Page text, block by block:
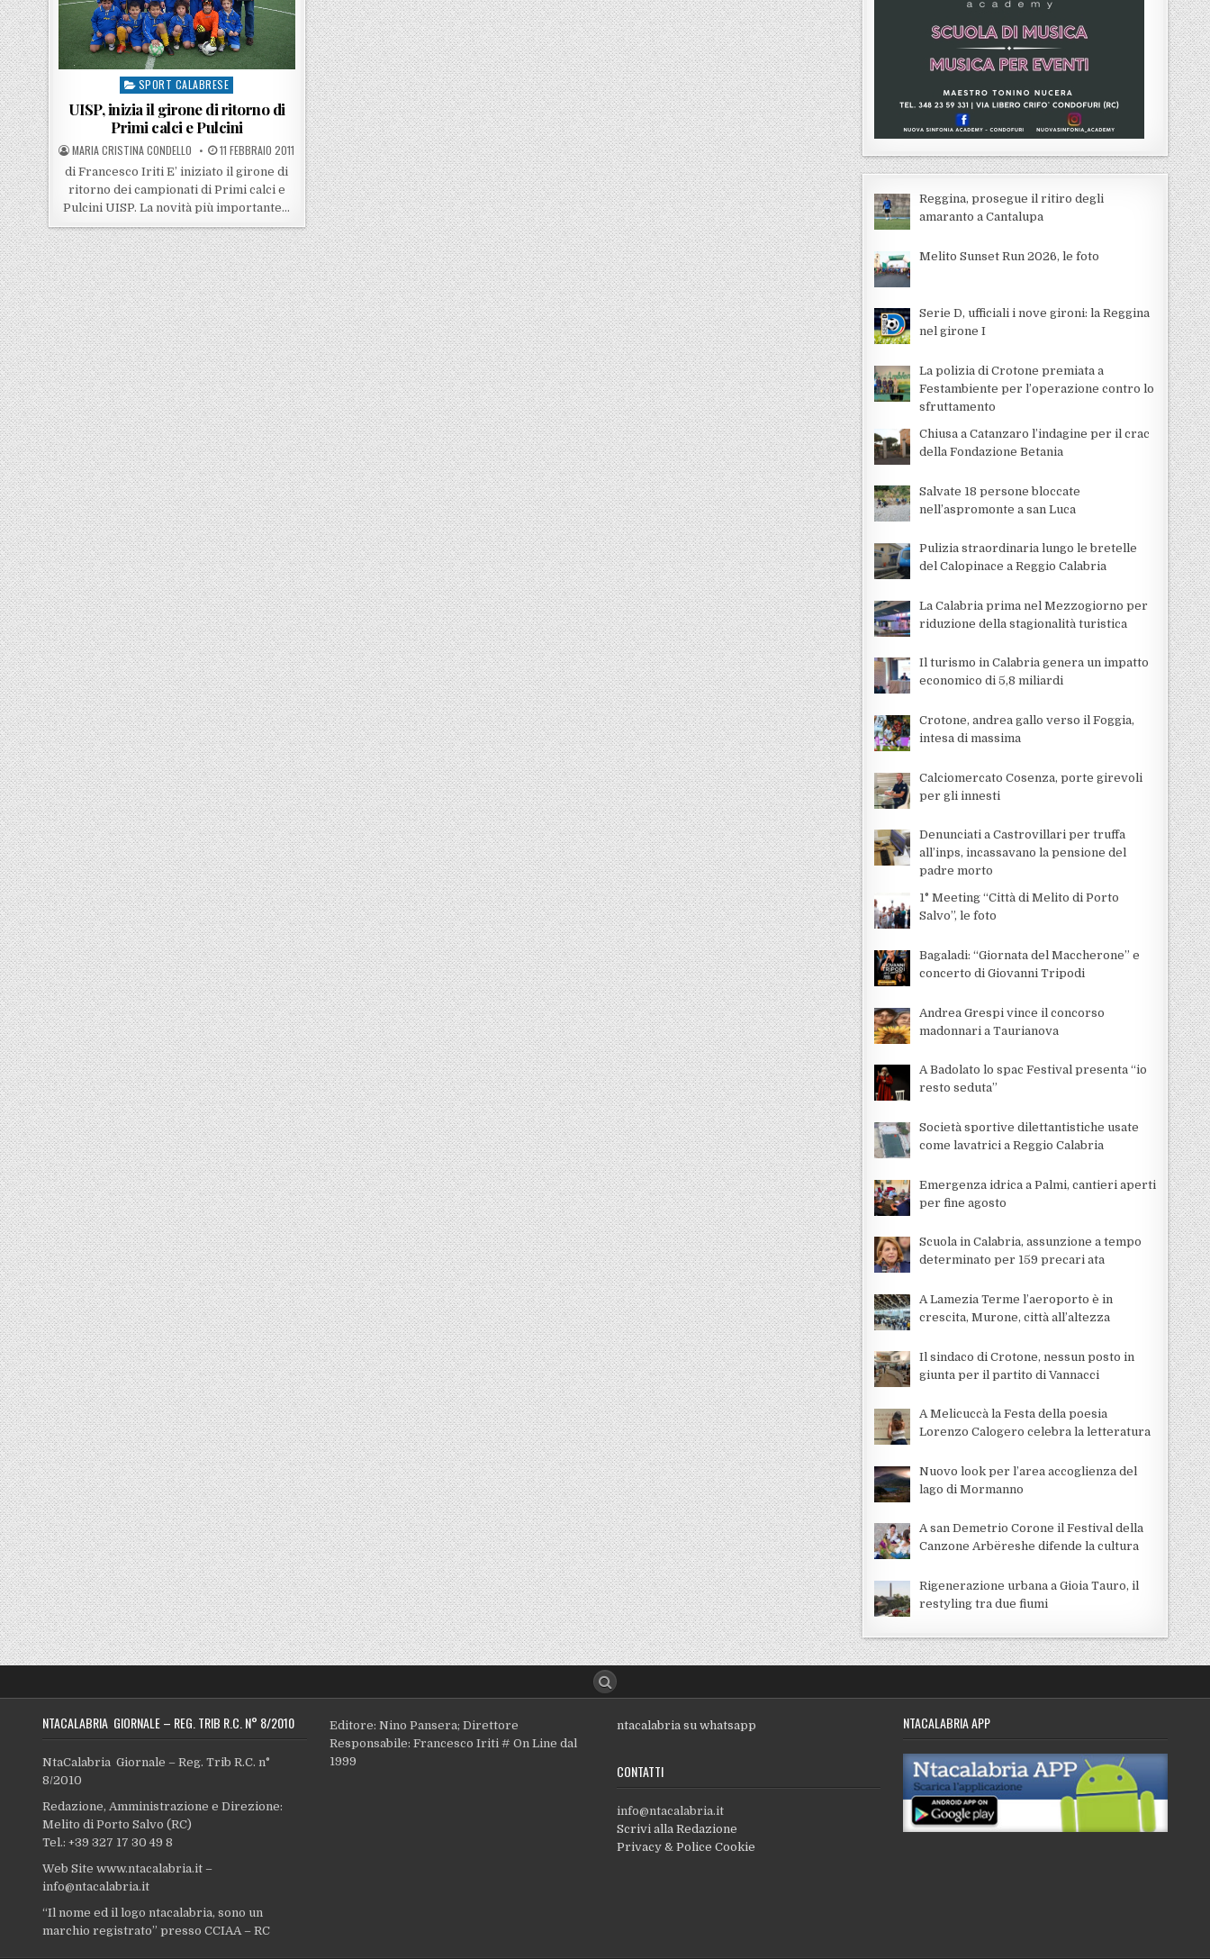
Posted in
SPORT CALABRESE
UISP, inizia il girone di ritorno di
Primi calci e Pulcini
POSTED BY
MARIA CRISTINA CONDELLO POSTED ON
11 FEBBRAIO 2011
di Francesco Iriti E’ iniziato il girone di
ritorno dei campionati di Primi calci e
Pulcini UISP. La novità più importante…
Reggina, prosegue il ritiro degli
amaranto a Cantalupa
Melito Sunset Run 2026, le foto
Serie D, ufficiali i nove gironi: la Reggina
nel girone I
La polizia di Crotone premiata a
Festambiente per l’operazione contro lo
sfruttamento
Chiusa a Catanzaro l’indagine per il crac
della Fondazione Betania
Salvate 18 persone bloccate
nell’aspromonte a san Luca
Pulizia straordinaria lungo le bretelle
del Calopinace a Reggio Calabria
La Calabria prima nel Mezzogiorno per
riduzione della stagionalità turistica
Il turismo in Calabria genera un impatto
economico di 5,8 miliardi
Crotone, andrea gallo verso il Foggia,
intesa di massima
Calciomercato Cosenza, porte girevoli
per gli innesti
Denunciati a Castrovillari per truffa
all’inps, incassavano la pensione del
padre morto
1° Meeting “Città di Melito di Porto
Salvo”, le foto
Bagaladi: “Giornata del Maccherone” e
concerto di Giovanni Tripodi
Andrea Grespi vince il concorso
madonnari a Taurianova
A Badolato lo spac Festival presenta “io
resto seduta”
Società sportive dilettantistiche usate
come lavatrici a Reggio Calabria
Emergenza idrica a Palmi, cantieri aperti
per fine agosto
Scuola in Calabria, assunzione a tempo
determinato per 159 precari ata
A Lamezia Terme l’aeroporto è in
crescita, Murone, città all’altezza
Il sindaco di Crotone, nessun posto in
giunta per il partito di Vannacci
A Melicuccà la Festa della poesia
Lorenzo Calogero celebra la letteratura
Nuovo look per l’area accoglienza del
lago di Mormanno
A san Demetrio Corone il Festival della
Canzone Arbëreshe difende la cultura
Rigenerazione urbana a Gioia Tauro, il
restyling tra due fiumi
NTACALABRIA GIORNALE – REG. TRIB R.C. N° 8/2010
NtaCalabria Giornale – Reg. Trib R.C. n°
8/2010
Redazione, Amministrazione e Direzione:
Melito di Porto Salvo (RC)
Tel.: +39 327 17 30 49 8
Web Site www.ntacalabria.it –
info@ntacalabria.it
“Il nome ed il logo ntacalabria, sono un
marchio registrato” presso CCIAA – RC
Editore: Nino Pansera; Direttore
Responsabile: Francesco Iriti # On Line dal
1999
ntacalabria su whatsapp
CONTATTI
info@ntacalabria.it
Scrivi alla Redazione
Privacy & Police Cookie
NTACALABRIA APP